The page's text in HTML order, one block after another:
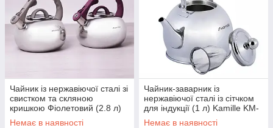
Чайник із нержавіючої сталі зі
свистком та скляною
кришкою Фіолетовий (2.8 л)
Kamille KM-0687A
Немає в наявності
Чайник-заварник із
нержавіючої сталі із сітчком
для індукції (1 л) Kamille KM-
1094
Немає в наявності